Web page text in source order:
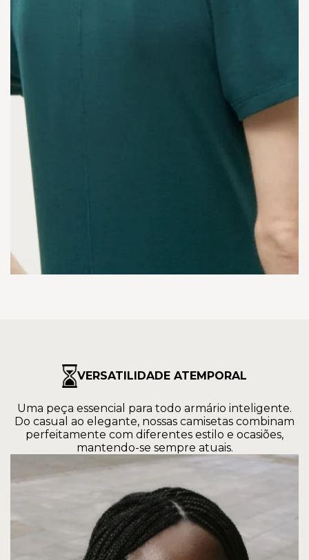
VERSATILIDADE ATEMPORAL
Uma peça essencial para todo armário inteligente.
Do casual ao elegante, nossas camisetas combinam
perfeitamente com diferentes estilo e ocasiões,
mantendo-se sempre atuais.